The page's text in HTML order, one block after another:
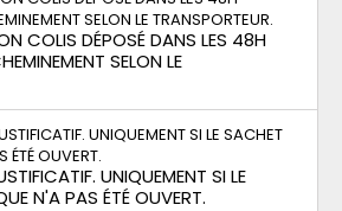
COLIS DÉPOSÉ DANS LES 48H
SELON LE
UNIQUEMENT SI LE
N'A PAS ÉTÉ OUVERT.